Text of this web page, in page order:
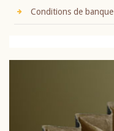
Conditions de banque